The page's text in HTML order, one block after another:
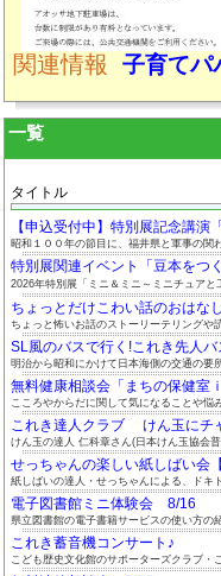
関連情報 子育てパ
一覧
タイトル
【申込受付中】特別展記念講演
昭和１００年の節目に、福井県と軍事の関
特別展関連イベント「豆本をつく
2026年特別展「ミニ＆ミニ～ミニチュアと
ちょっとだけこわい話のおはな
ちょっと怖いお話のストーリーテリングや
SL風のバスで行く!これき先人バ
明治から昭和にかけて日本海側の交通の要
無料健康相談会「まちの保健室
こころやからだに関して気になることや悩
これき達人クラブ けん玉にチ
けん玉の達人 仁科章さん(日本けん玉協会
せっちゃんの楽しい紙しばい会
紙しばいの達人・せっちゃんによる、ドキ
電子図書館ミニ体験会 8/16
県立図書館の電子書籍サービスの使い方の
これき蓄音機コンサート♪
こども歴史文化館のサポーターズクラブ・